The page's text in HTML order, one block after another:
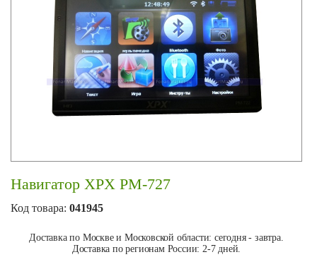
Навигатор XPX PM-727
Код товара: 041945
Доставка по Москве и Московской области: сегодня - завтра.
Доставка по регионам России: 2-7 дней.